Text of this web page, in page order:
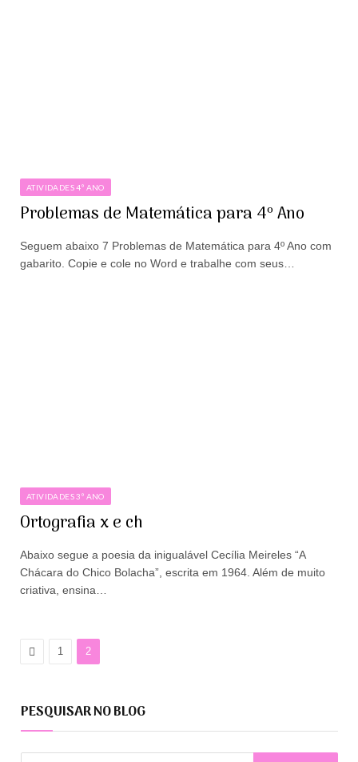
ATIVIDADES 4º ANO
Problemas de Matemática para 4º Ano
Seguem abaixo 7 Problemas de Matemática para 4º Ano com
gabarito. Copie e cole no Word e trabalhe com seus…
ATIVIDADES 3º ANO
Ortografia x e ch
Abaixo segue a poesia da inigualável Cecília Meireles “A
Chácara do Chico Bolacha”, escrita em 1964. Além de muito
criativa, ensina…
Anterior
1 2
PESQUISAR NO BLOG